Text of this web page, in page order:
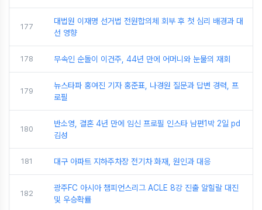
177
대법원 이재명 선거법 전원합의체 회부 후 첫 심리 배경과 대
선 영향
178 무속인 순돌이 이건주, 44년 만에 어머니와 눈물의 재회
179
뉴스타파 홍여진 기자 홍준표, 나경원 질문과 답변 경력, 프
로필
180
반소영, 결혼 4년 만에 임신 프로필 인스타 남편1박 2일 pd
김성
181 대구 아파트 지하주차장 전기차 화재, 원인과 대응
182
광주FC 아시아 챔피언스리그 ACLE 8강 진출 알힐랄 대진
및 우승확률